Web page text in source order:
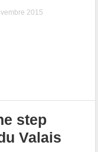
2015
step
Valais